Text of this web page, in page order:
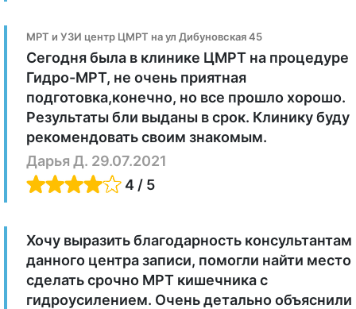
МРТ и УЗИ центр ЦМРТ на ул Дибуновская 45
Сегодня была в клинике ЦМРТ на процедуре
Гидро-МРТ, не очень приятная
подготовка,конечно, но все прошло хорошо.
Результаты бли выданы в срок. Клинику буду
рекомендовать своим знакомым.
Дарья Д. 29.07.2021
4 / 5
Хочу выразить благодарность консультантам
данного центра записи, помогли найти место
сделать срочно МРТ кишечника с
гидроусилением. Очень детально объяснили